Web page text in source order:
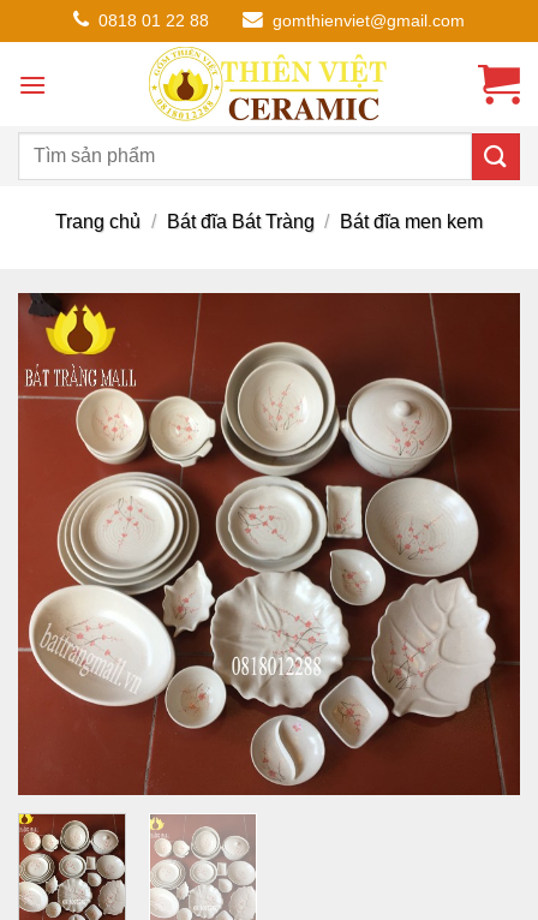
đến
nội
0818 01 22 88 gomthienviet@gmail.com
Trang chủ / Bát đĩa Bát Tràng / Bát đĩa men kem